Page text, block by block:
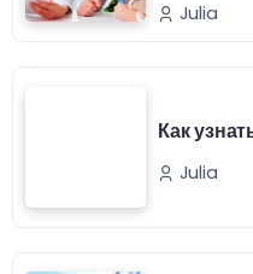
Julia
Как
Julia